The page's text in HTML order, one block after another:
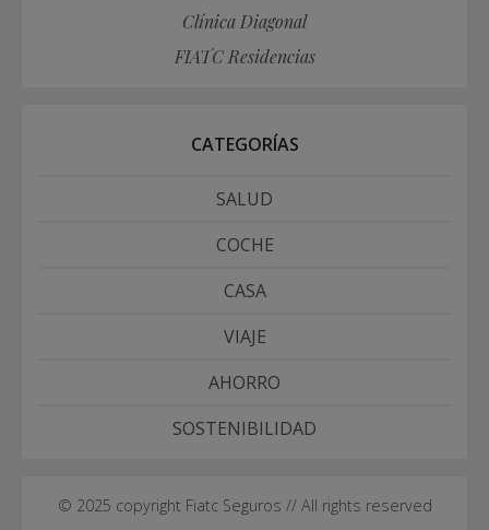
Clínica Diagonal
FIATC Residencias
CATEGORÍAS
SALUD
COCHE
CASA
VIAJE
AHORRO
SOSTENIBILIDAD
© 2025 copyright Fiatc Seguros // All rights reserved